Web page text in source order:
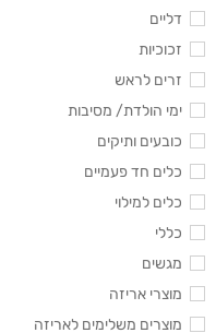
דליים
זכוכיות
זרים לראש
ימי הולדת/ מסיבות
כובעים ותיקים
כלים חד פעמיים
כלים למילוי
כללי
מגשים
מוצרי אריזה
מוצרים משלימים לאריזה